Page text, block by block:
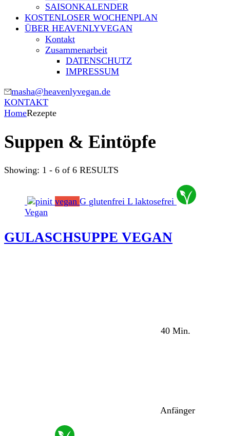
SAISONKALENDER
KOSTENLOSER WOCHENPLAN
ÜBER HEAVENLYVEGAN
Kontakt
Zusammenarbeit
DATENSCHUTZ
IMPRESSUM
masha@heavenlyvegan.de
KONTAKT
HomeRezepte
Suppen & Eintöpfe
Showing: 1 - 6 of 6 RESULTS
vegan G glutenfrei L laktosefrei
Vegan
GULASCHSUPPE VEGAN
40 Min.
Anfänger